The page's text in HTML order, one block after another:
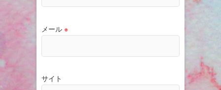
メール ※
サイト